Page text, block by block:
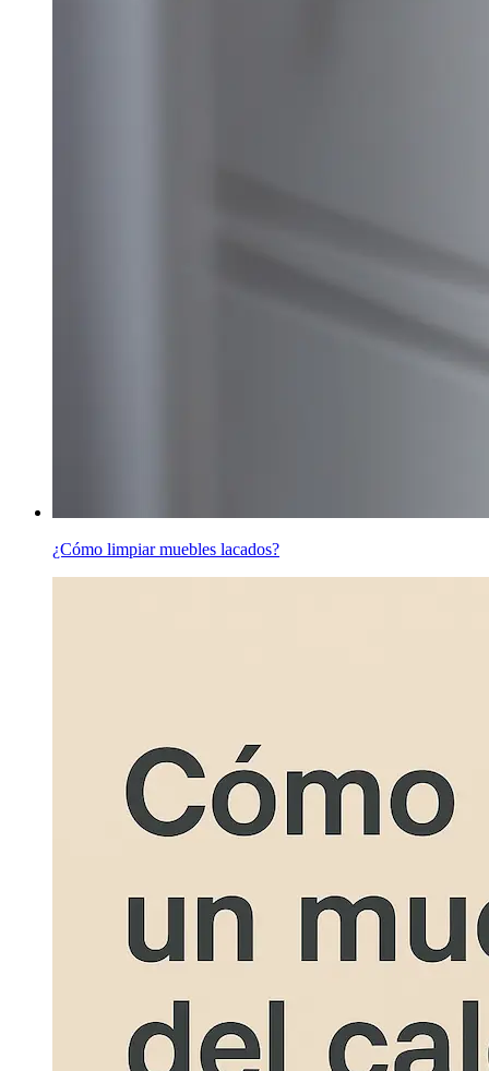
¿Cómo limpiar muebles lacados?